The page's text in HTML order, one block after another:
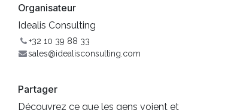
Organisateur
Idealis Consulting
+32 10 39 88 33
sales@idealisconsulting.com
Partager
Découvrez ce que les gens voient et